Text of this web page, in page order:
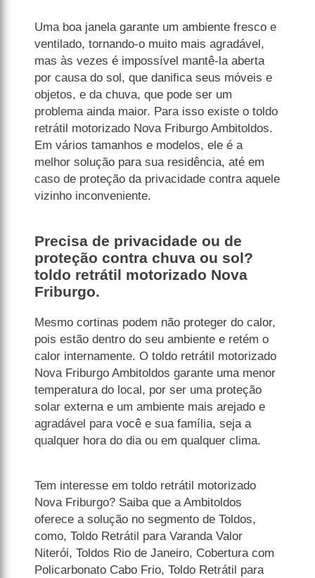
Uma boa janela garante um ambiente fresco e
ventilado, tornando-o muito mais agradável,
mas às vezes é impossível mantê-la aberta
por causa do sol, que danifica seus móveis e
objetos, e da chuva, que pode ser um
problema ainda maior. Para isso existe o toldo
retrátil motorizado Nova Friburgo Ambitoldos.
Em vários tamanhos e modelos, ele é a
melhor solução para sua residência, até em
caso de proteção da privacidade contra aquele
vizinho inconveniente.
Precisa de privacidade ou de
proteção contra chuva ou sol?
toldo retrátil motorizado Nova
Friburgo.
Mesmo cortinas podem não proteger do calor,
pois estão dentro do seu ambiente e retém o
calor internamente. O toldo retrátil motorizado
Nova Friburgo Ambitoldos garante uma menor
temperatura do local, por ser uma proteção
solar externa e um ambiente mais arejado e
agradável para você e sua família, seja a
qualquer hora do dia ou em qualquer clima.
Tem interesse em toldo retrátil motorizado
Nova Friburgo? Saiba que a Ambitoldos
oferece a solução no segmento de Toldos,
como, Toldo Retrátil para Varanda Valor
Niterói, Toldos Rio de Janeiro, Cobertura com
Policarbonato Cabo Frio, Toldo Retrátil para